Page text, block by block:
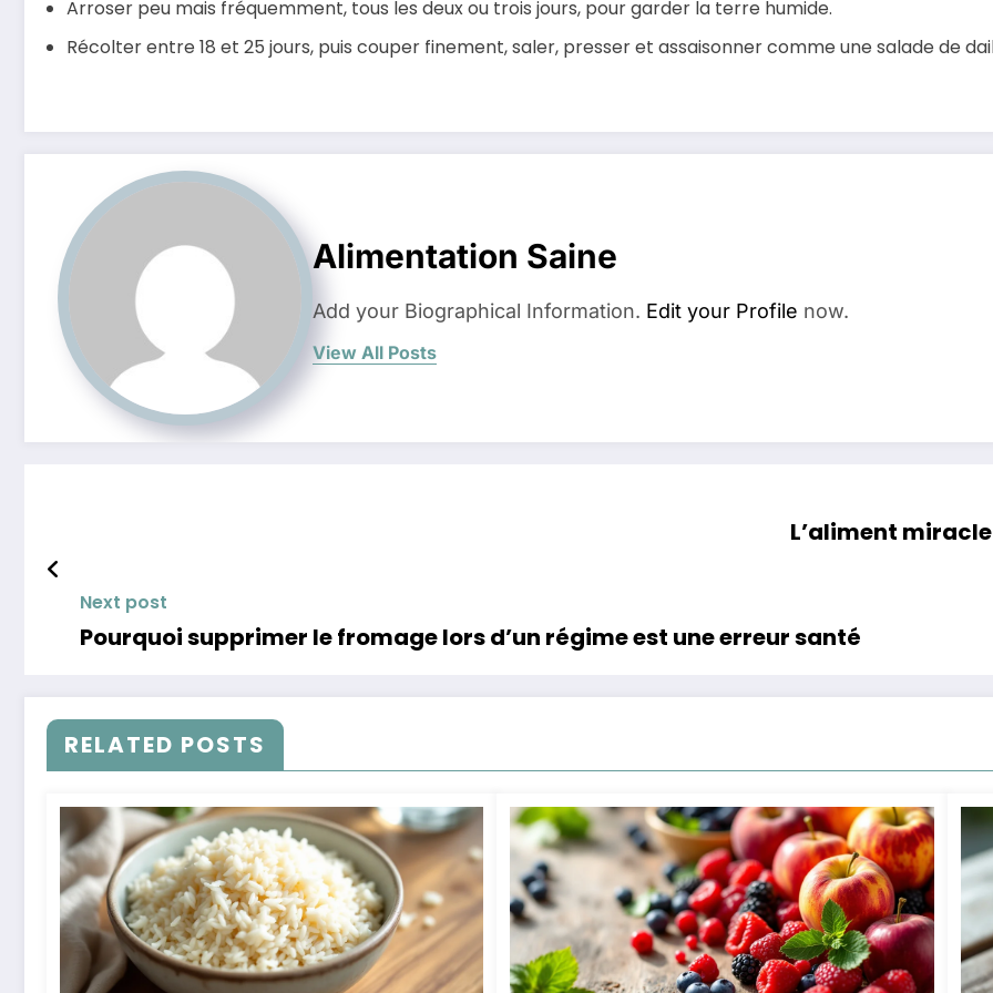
Arroser peu mais fréquemment, tous les deux ou trois jours, pour garder la terre humide.
Récolter entre 18 et 25 jours, puis couper finement, saler, presser et assaisonner comme une salade de
Alimentation Saine
Add your Biographical Information. Edit your Profile now.
View All Posts
L’aliment
Next post
Pourquoi supprimer le fromage lors d’un régime est une erreur santé
RELATED POSTS